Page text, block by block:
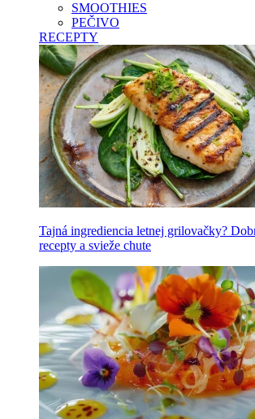
SMOOTHIES
PEČIVO
RECEPTY
Tajná ingrediencia letnej grilovačky?
recepty a svieže chute